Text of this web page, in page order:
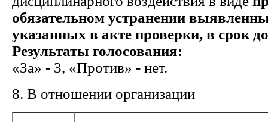
обязательном устранении
указанных в акте проверки, в срок
Результаты голосования:
«За» - 3, «Против» - нет.
8. В отношении организации